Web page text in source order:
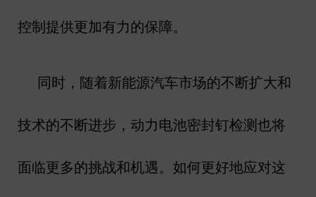
控制提供更加有力的保障。
同时，随着新能源汽车市场的不断扩大和
技术的不断进步，动力电池密封钉检测也将
面临更多的挑战和机遇。如何更好地应对这